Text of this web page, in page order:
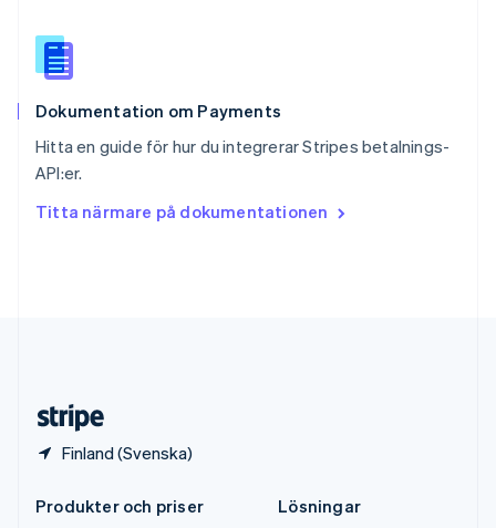
Dokumentation om Payments
Hitta en guide för hur du integrerar Stripes betalnings-
API:er.
Titta närmare på dokumentationen
Finland (Svenska)
Español
Storbritannien
Sverige
Thailand
ไทย
English
Produkter och priser
Lösningar